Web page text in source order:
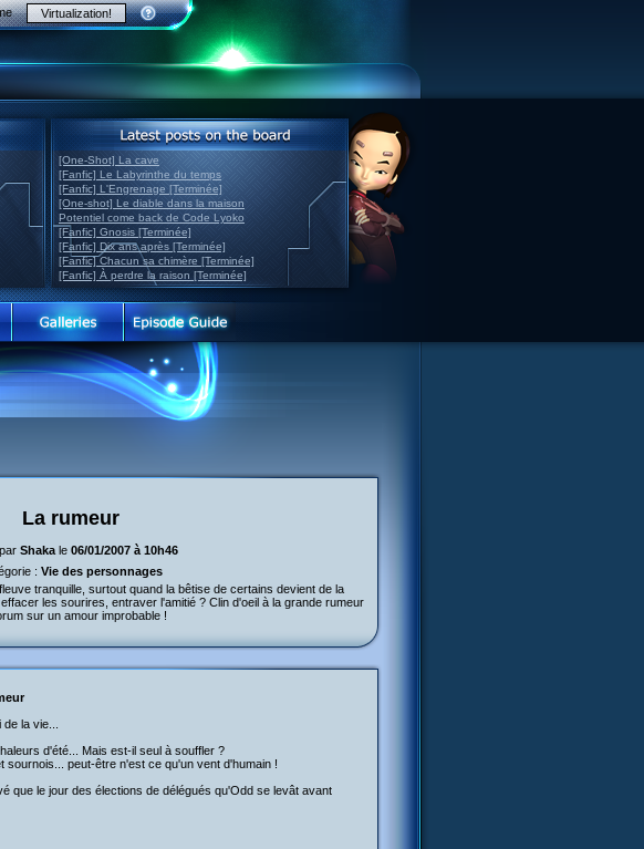
[One-Shot] La cave
[Fanfic] Le Labyrinthe du temps
[Fanfic] L'Engrenage [Terminée]
[One-shot] Le diable dans la maison
Potentiel come back de Code Lyoko
[Fanfic] Gnosis [Terminée]
[Fanfic] Dix ans après [Terminée]
[Fanfic] Chacun sa chimère [Terminée]
[Fanfic] À perdre la raison [Terminée]
La rumeur
Shakale 06/01/2007 à 10h46
: Vie des personnages
tranquille, surtout quand la bêtise de certains devient de la
les sourires, entraver l'amitié ? Clin d'oeil à la grande rumeur
sur un amour improbable !
la vie...
d'été... Mais est-il seul à souffler ?
peut-être n'est ce qu'un vent d'humain !
que le jour des élections de délégués qu'Odd se levât avant